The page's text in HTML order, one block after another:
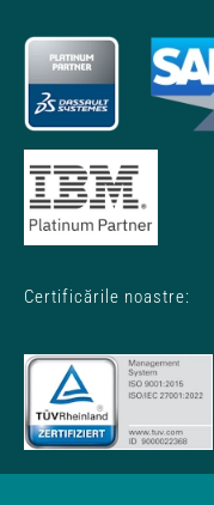
Certificările noastre: